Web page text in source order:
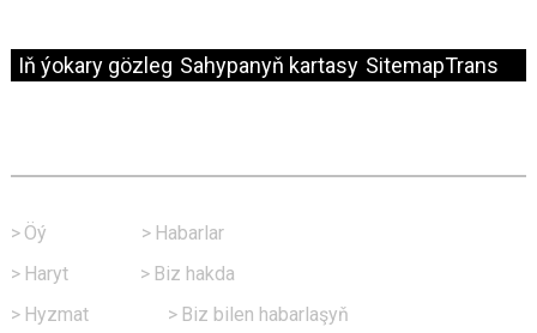
Iň ýokary gözleg Sahypanyň kartasy SitemapTrans
> Öý > Habarlar
> Haryt > Biz hakda
> Hyzmat > Biz bilen habarlaşyň